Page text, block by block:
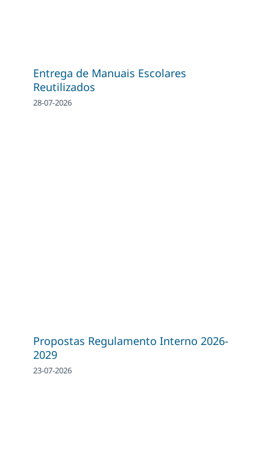
Entrega de Manuais Escolares
Reutilizados
28-07-2026
Propostas Regulamento Interno 2026-
2029
23-07-2026